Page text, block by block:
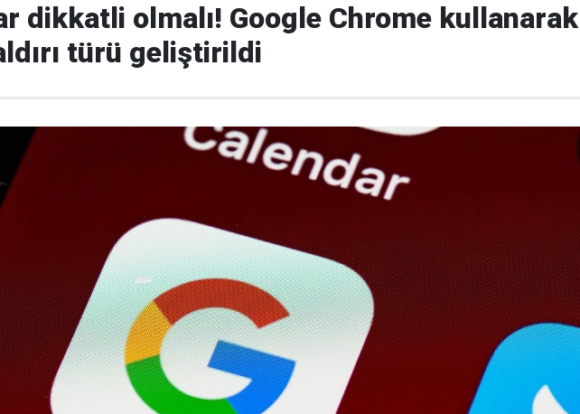
dikkatli olmalı! Google Chrome kullanarak
türü geliştirildi